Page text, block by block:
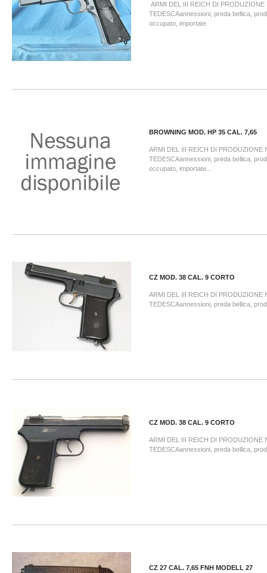
ARMI DEL III REICH DI PRODUZIONE
TEDESCAannessioni, preda bellica,
occupato, importate
BROWNING MOD. HP 35 CAL. 7,65
ARMI DEL III REICH DI PRODUZIONE
TEDESCAannessioni, preda bellica,
occupato, importate...
CZ MOD. 38 CAL. 9 CORTO
ARMI DEL III REICH DI PRODUZIONE
TEDESCAannessioni, preda bellica,
CZ MOD. 38 CAL. 9 CORTO
ARMI DEL III REICH DI PRODUZIONE
TEDESCAannessioni, preda bellica,
CZ 27 CAL. 7,65 FNH MODELL 27